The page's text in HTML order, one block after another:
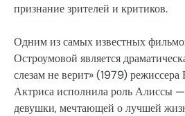
признание зрителей и критиков.
Одним из самых известных
Остроумовой является
слезам не верит» (1979)
Актриса исполнила роль Алиссы
девушки, мечтающей о лучшей